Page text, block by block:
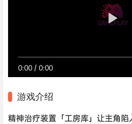
0:00 / 0:00
游戏介绍
精神治疗装置「工房库」让主角